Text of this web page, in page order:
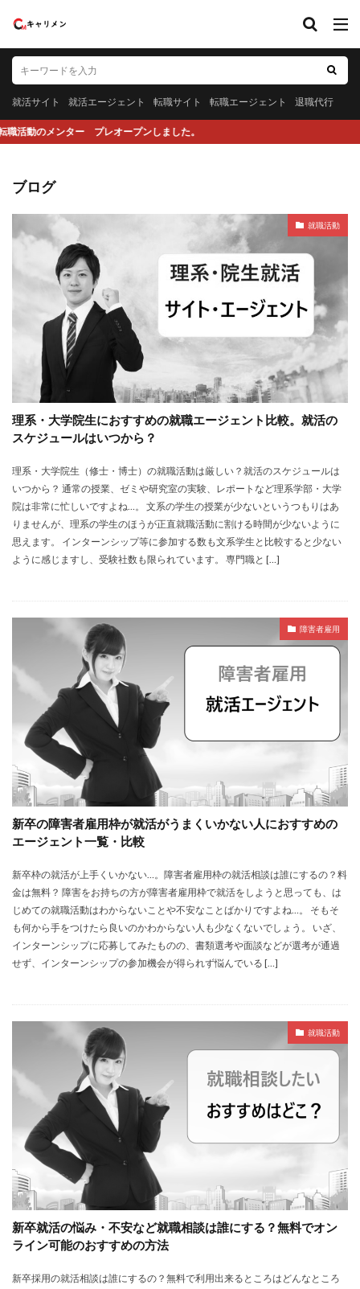
就活サイト 就活エージェント 転職サイト 転職エージェント 退職代行
プレオープンしました。
ブログ
就職活動
理系・大学院生におすすめの就職エージェント比較。就活の
スケジュールはいつから？
理系・大学院生（修士・博士）の就職活動は厳しい？就活のスケジュールは
いつから？ 通常の授業、ゼミや研究室の実験、レポートなど理系学部・大学
院は非常に忙しいですよね…。 文系の学生の授業が少ないというつもりはあ
りませんが、理系の学生のほうが正直就職活動に割ける時間が少ないように
思えます。 インターンシップ等に参加する数も文系学生と比較すると少ない
ように感じますし、受験社数も限られています。 専門職と […]
障害者雇用
新卒の障害者雇用枠が就活がうまくいかない人におすすめの
エージェント一覧・比較
新卒枠の就活が上手くいかない…。障害者雇用枠の就活相談は誰にするの？料
金は無料？ 障害をお持ちの方が障害者雇用枠で就活をしようと思っても、は
じめての就職活動はわからないことや不安なことばかりですよね…。 そもそ
も何から手をつけたら良いのかわからない人も少なくないでしょう。 いざ、
インターンシップに応募してみたものの、書類選考や面談などが選考が通過
せず、インターンシップの参加機会が得られず悩んでいる […]
就職活動
新卒就活の悩み・不安など就職相談は誰にする？無料でオン
ライン可能のおすすめの方法
新卒採用の就活相談は誰にするの？無料で利用出来るところはどんなところ